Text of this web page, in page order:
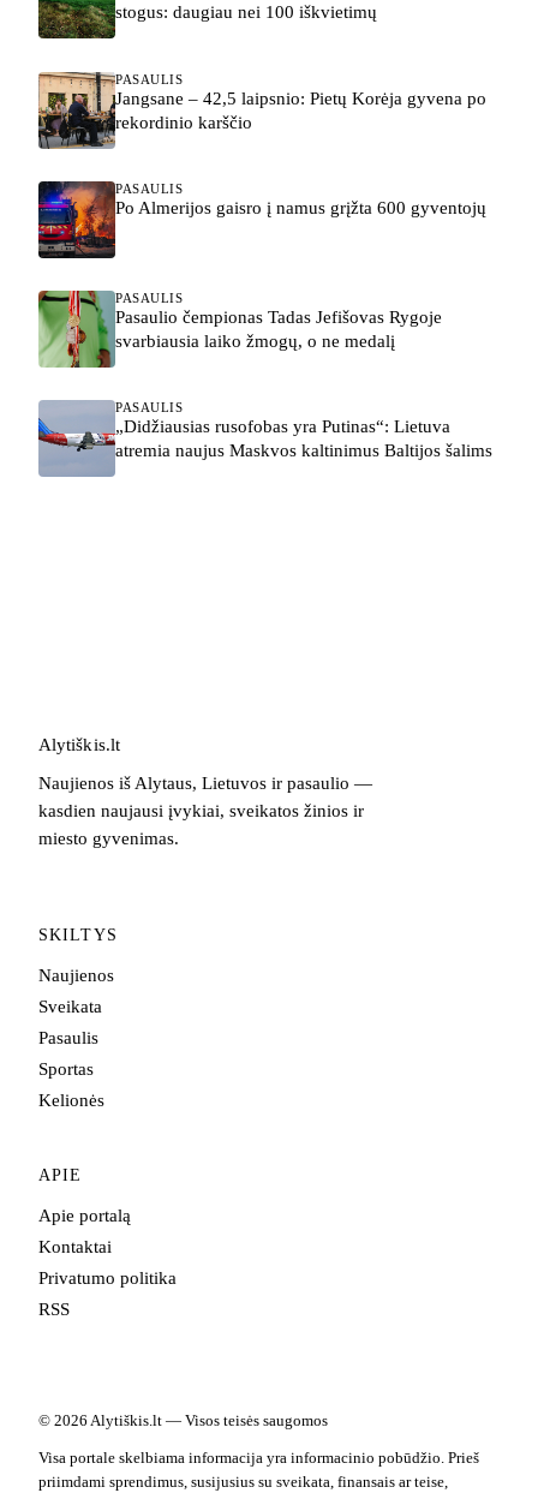
stogus: daugiau nei 100 iškvietimų
PASAULIS
Jangsane – 42,5 laipsnio: Pietų Korėja gyvena po
rekordinio karščio
PASAULIS
Po Almerijos gaisro į namus grįžta 600 gyventojų
PASAULIS
Pasaulio čempionas Tadas Jefišovas Rygoje
svarbiausia laiko žmogų, o ne medalį
PASAULIS
„Didžiausias rusofobas yra Putinas“: Lietuva
atremia naujus Maskvos kaltinimus Baltijos šalims
Alytiškis.lt
Naujienos iš Alytaus, Lietuvos ir pasaulio —
kasdien naujausi įvykiai, sveikatos žinios ir
miesto gyvenimas.
SKILTYS
Naujienos
Sveikata
Pasaulis
Sportas
Kelionės
APIE
Apie portalą
Kontaktai
Privatumo politika
RSS
© 2026 Alytiškis.lt — Visos teisės saugomos
Visa portale skelbiama informacija yra informacinio pobūdžio. Prieš
priimdami sprendimus, susijusius su sveikata, finansais ar teise,